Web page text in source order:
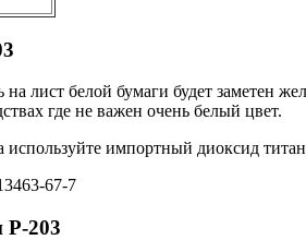
лист белой бумаги будет заметен
где не важен очень белый цвет.
импортный диоксид
67-7
Р-203